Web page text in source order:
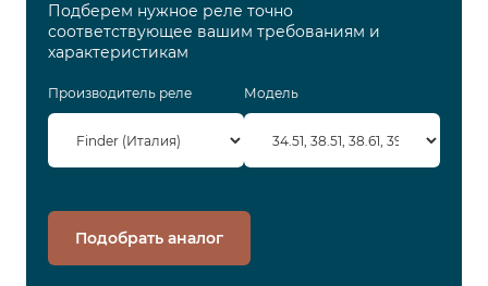
Подберем нужное реле точно
соответствующее вашим требованиям и
характеристикам
Производитель реле Модель
Подобрать аналог